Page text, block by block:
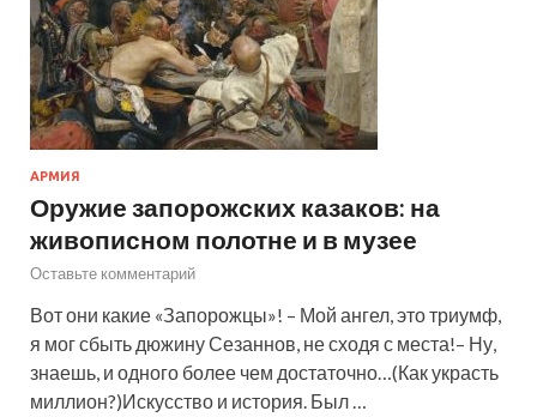
АРМИЯ
Оружие запорожских казаков: на
живописном полотне и в музее
Оставьте комментарий
Вот они какие «Запорожцы»! – Мой ангел, это триумф,
я мог сбыть дюжину Сезаннов, не сходя с места!– Ну,
знаешь, и одного более чем достаточно…(Как украсть
миллион?)Искусство и история. Был …